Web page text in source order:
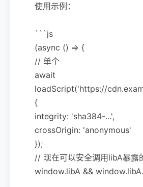
使用示例：
```js
(async () => {
// 单个
await
loadScript('https://
{
integrity: 'sha384-...',
crossOrigin: 'anonymous'
});
// 现在可以安全调用libA暴露
window.libA &&